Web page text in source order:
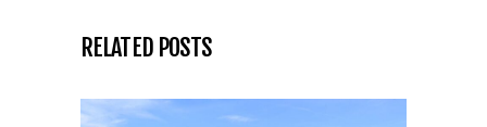
RELATED POSTS